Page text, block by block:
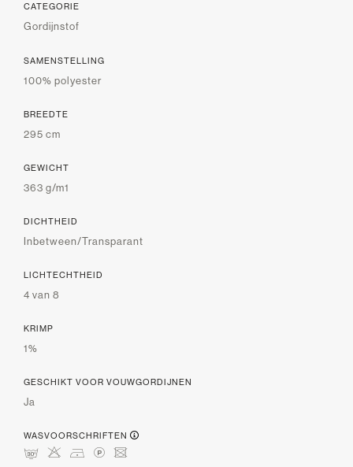
CATEGORIE
Gordijnstof
SAMENSTELLING
100% polyester
BREEDTE
295 cm
GEWICHT
363 g/m1
DICHTHEID
Inbetween/Transparant
LICHTECHTHEID
4 van 8
KRIMP
1%
GESCHIKT VOOR VOUWGORDIJNEN
Ja
WASVOORSCHRIFTEN
mHDLU